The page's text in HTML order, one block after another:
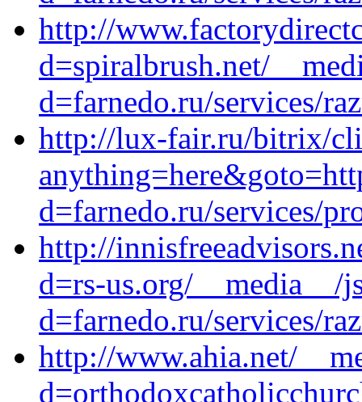
http://
d=spiralbrush.net/
d=farnedo.ru/services/
http://lux-fair.ru/bitrix/
d=farnedo.ru/services/
http://
d=rs-us.org/__media__/
d=farnedo.ru/services/
http://www.ahia.net/